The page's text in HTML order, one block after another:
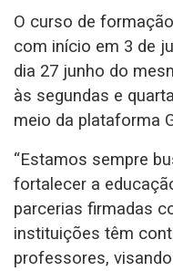
O curso de
com início em 3 de
dia 27 junho do
às segundas e
meio da plataforma
“Estamos sempre
fortalecer a
parcerias firmadas
instituições têm
professores,